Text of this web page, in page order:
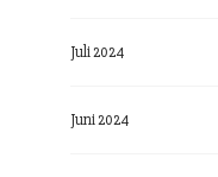
Juli 2024
Juni 2024